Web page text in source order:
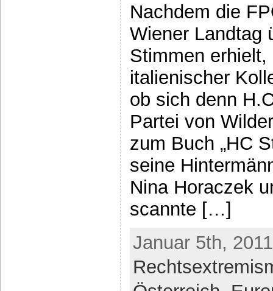
Nachdem die
Wiener Landtag
Stimmen
italienischer
ob sich denn
Partei von
zum Buch „HC
seine
Nina Horaczek
scannte […]
Januar 5th,